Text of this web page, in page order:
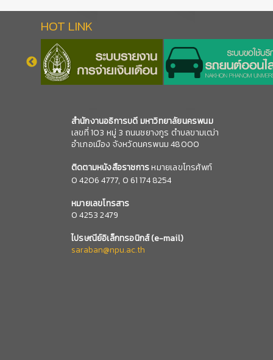
HOT LINK
สำนักงานอธิการบดี มหาวิทยาลัยนครพนม
เลขที่ 103 หมู่ 3 ถนนชยางกูร ตำบลขามเฒ่า
อำเภอเมือง จังหวัดนครพนม 48000
ติดตามหนังสือราชการหมายเลขโทรศัพท์
04206 4777, 0 61 174 8254
หมายเลขโทรสาร
0 4253 2479
ไปรษณีย์อิเล็กทรอนิกส์(e-mail)
saraban@npu.ac.th